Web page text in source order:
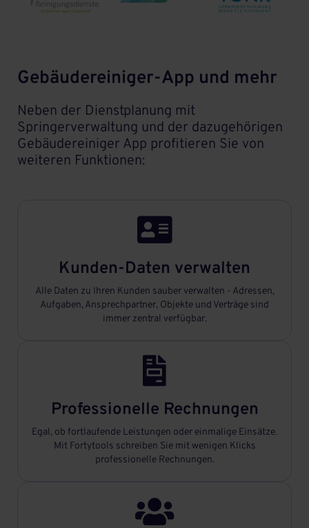
Gebäudereiniger-App und mehr
Neben der Dienstplanung mit
Springerverwaltung und der dazugehörigen
Gebäudereiniger App profitieren Sie von
weiteren Funktionen:

Kunden-Daten verwalten
Alle Daten zu Ihren Kunden sauber verwalten - Adressen,
Aufgaben, Ansprechpartner, Objekte und Verträge sind
immer zentral verfügbar.

Professionelle Rechnungen
Egal, ob fortlaufende Leistungen oder einmalige Einsätze.
Mit Fortytools schreiben Sie mit wenigen Klicks
professionelle Rechnungen.
